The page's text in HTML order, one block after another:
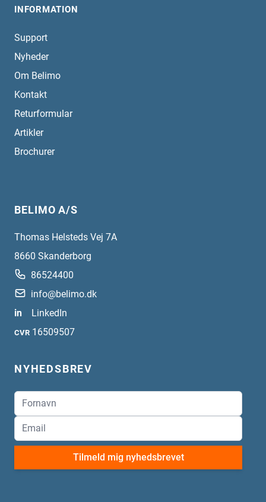
INFORMATION
Support
Nyheder
Om Belimo
Kontakt
Returformular
Artikler
Brochurer
BELIMO A/S
Thomas Helsteds Vej 7A
8660 Skanderborg
86524400
info@belimo.dk
in
LinkedIn
CVR 16509507
NYHEDSBREV
Tilmeld mig nyhedsbrevet